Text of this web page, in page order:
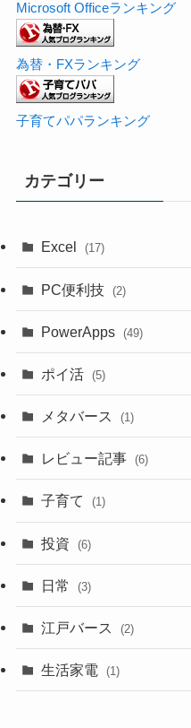
Microsoft Officeランキング
為替・FXランキング
子育てパパランキング
カテゴリー
Excel (17)
PC便利技 (2)
PowerApps (49)
ポイ活 (5)
メタバース (1)
レビュー記事 (6)
子育て (1)
投資 (6)
日常 (3)
江戸バース (2)
生活家電 (1)